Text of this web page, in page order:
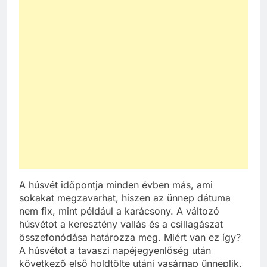
A húsvét időpontja minden évben más, ami
sokakat megzavarhat, hiszen az ünnep dátuma
nem fix, mint például a karácsony. A változó
húsvétot a keresztény vallás és a csillagászat
összefonódása határozza meg. Miért van ez így?
A húsvétot a tavaszi napéjegyenlőség után
következő első holdtölte utáni vasárnap ünneplik,